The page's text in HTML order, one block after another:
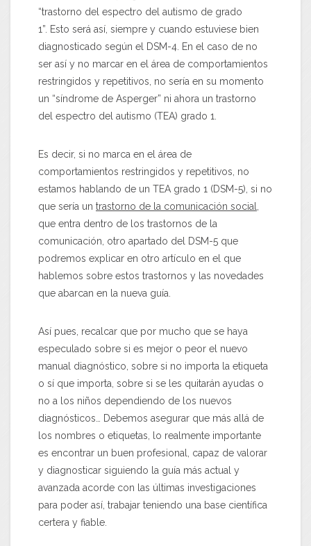
“trastorno del espectro del autismo de grado
1” . Esto será así, siempre y cuando estuviese bien
diagnosticado según el DSM-4. En el caso de no
ser así y no marcar en el área de comportamientos
restringidos y repetitivos , no sería en su momento
un “síndrome de Asperger” ni ahora un trastorno
del espectro del autismo (TEA) grado 1.
Es decir, si no marca en el área de
comportamientos restringidos y repetitivos, no
estamos hablando de un TEA grado 1 (DSM-5), si no
que sería un trastorno de la comunicación social
que entra dentro de los trastornos de la
comunicación, otro apartado del DSM-5 que
podremos explicar en otro artículo en el que
hablemos sobre estos trastornos y las novedades
que abarcan en la nueva guía.
Así pues, recalcar que por mucho que se haya
especulado sobre si es mejor o peor el nuevo
manual diagnóstico, sobre si no importa la etiqueta
o sí que importa, sobre si se les quitarán ayudas o
no a los niños dependiendo de los nuevos
diagnósticos… Debemos asegurar que más allá de
los nombres o etiquetas, lo realmente importante
es encontrar un buen profesional, capaz de valorar
y diagnosticar siguiendo la guía más actual y
avanzada acorde con las últimas investigaciones
para poder así, trabajar teniendo una base científica
certera y fiable.